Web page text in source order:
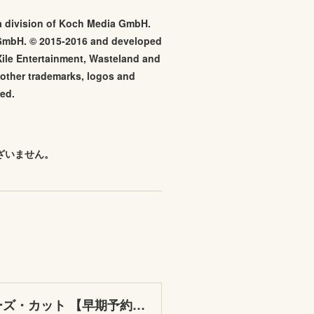
division of Koch Media GmbH.
© 2015-2016 and developed
Entertainment, Wasteland and
trademarks, logos and
ません。
ウェイストランド2 ディレクターズ・カット 【早期予約特典】『ウェイストランド2 ディレクターズ・カット』ファーストステップガイド 付